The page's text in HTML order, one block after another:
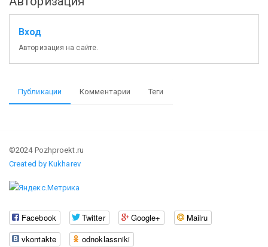
Вход
Авторизация на сайте.
Публикации Комментарии Теги
©2024 Pozhproekt.ru
Created by Kukharev
Facebook Twitter Google+
Mailru
vkontakte
odnoklassniki